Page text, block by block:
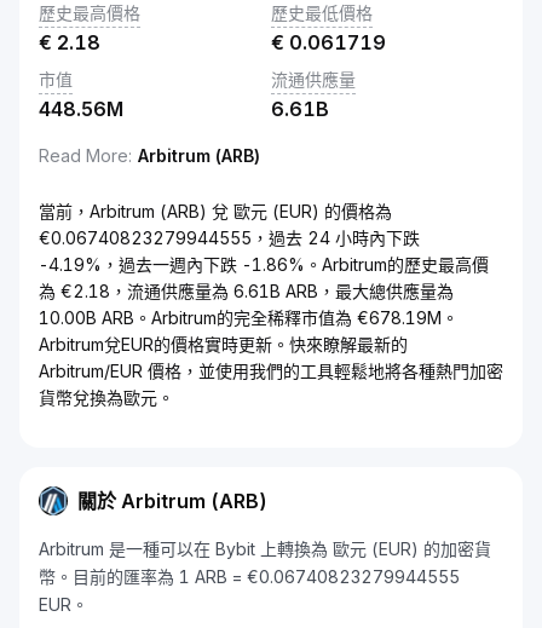
歷史最高價格
€ 2.18
歷史最低價格
€ 0.061719
市值
448.56M
流通供應量
6.61B
Read More: Arbitrum (ARB)
當前，Arbitrum (ARB) 兌 歐元 (EUR) 的價格為
€0.06740823279944555，過去 24 小時內下跌
-4.19%，過去一週內下跌 -1.86%。Arbitrum的歷史最高價
為 €2.18，流通供應量為 6.61B ARB，最大總供應量為
10.00B ARB。Arbitrum的完全稀釋市值為 €678.19M。
Arbitrum兌EUR的價格實時更新。快來瞭解最新的
Arbitrum/EUR 價格，並使用我們的工具輕鬆地將各種熱門加密
貨幣兌換為歐元。
關於 Arbitrum (ARB)
Arbitrum 是一種可以在 Bybit 上轉換為 歐元 (EUR) 的加密貨
幣。目前的匯率為 1 ARB = €0.06740823279944555
EUR。